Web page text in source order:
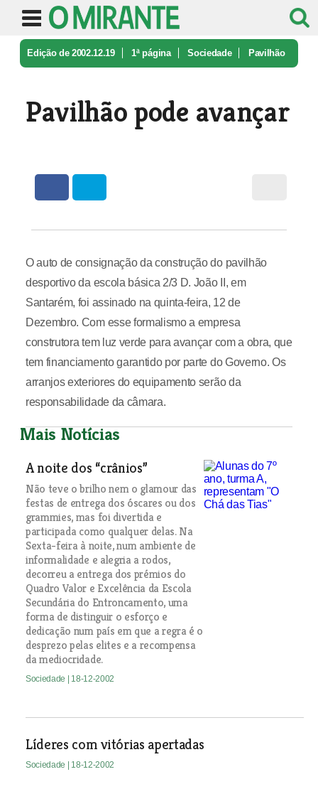
Edição de 2002.12.19 1ª página Sociedade Pavilhão
Pavilhão pode avançar
O auto de consignação da construção do pavilhão
desportivo da escola básica 2/3 D. João II, em
Santarém, foi assinado na quinta-feira, 12 de
Dezembro. Com esse formalismo a empresa
construtora tem luz verde para avançar com a obra, que
tem financiamento garantido por parte do Governo. Os
arranjos exteriores do equipamento serão da
responsabilidade da câmara.
Mais Notícias
A noite dos “crânios”
Não teve o brilho nem o glamour das
festas de entrega dos óscares ou dos
grammies, mas foi divertida e
participada como qualquer delas. Na
Sexta-feira à noite, num ambiente de
informalidade e alegria a rodos,
decorreu a entrega dos prémios do
Quadro Valor e Excelência da Escola
Secundária do Entroncamento, uma
forma de distinguir o esforço e
dedicação num país em que a regra é o
desprezo pelas elites e a recompensa
da mediocridade.
Sociedade | 18-12-2002
Líderes com vitórias apertadas
Sociedade | 18-12-2002